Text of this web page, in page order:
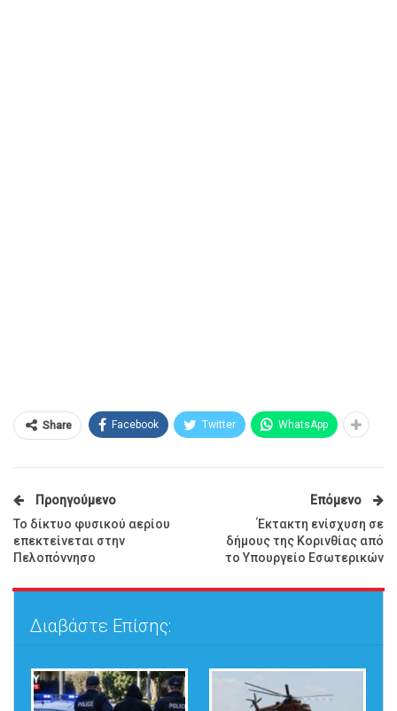
Share Facebook Twitter WhatsApp
Προηγούμενο
Το δίκτυο φυσικού αερίου
επεκτείνεται στην
Πελοπόννησο
Επόμενο
Έκτακτη ενίσχυση σε
δήμους της Κορινθίας από
το Υπουργείο Εσωτερικών
Διαβάστε Επίσης: